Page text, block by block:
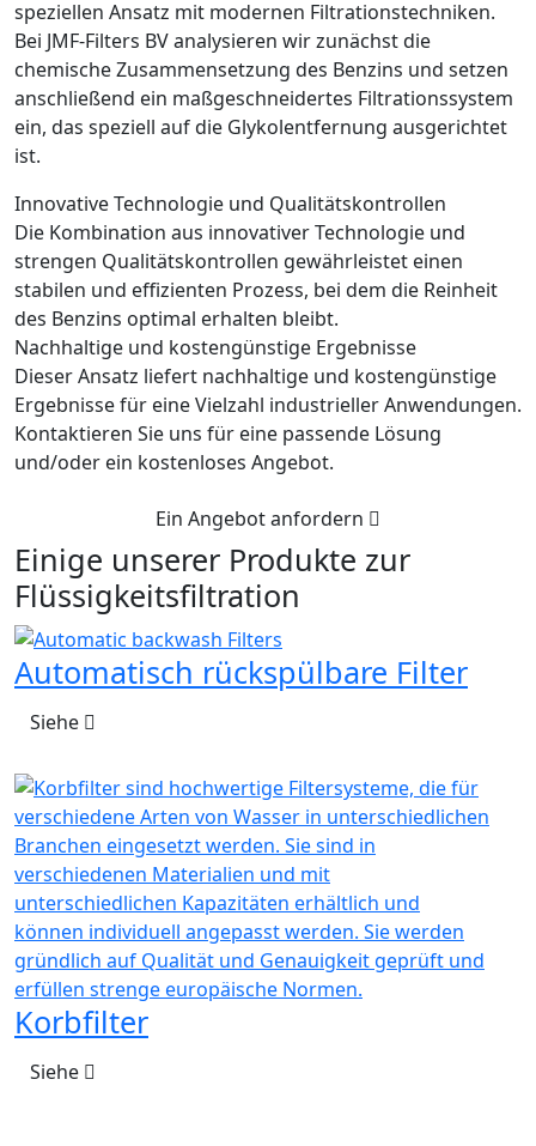
speziellen Ansatz mit modernen Filtrationstechniken.
Bei JMF-Filters BV analysieren wir zunächst die
chemische Zusammensetzung des Benzins und setzen
anschließend ein maßgeschneidertes Filtrationssystem
ein, das speziell auf die Glykolentfernung ausgerichtet
ist.
Innovative Technologie und Qualitätskontrollen
Die Kombination aus innovativer Technologie und
strengen Qualitätskontrollen gewährleistet einen
stabilen und effizienten Prozess, bei dem die Reinheit
des Benzins optimal erhalten bleibt.
Nachhaltige und kostengünstige Ergebnisse
Dieser Ansatz liefert nachhaltige und kostengünstige
Ergebnisse für eine Vielzahl industrieller Anwendungen.
Kontaktieren Sie uns für eine passende Lösung
und/oder ein kostenloses Angebot.
Ein Angebot anfordern
Einige unserer Produkte zur
Flüssigkeitsfiltration
Automatisch rückspülbare Filter
Siehe
Korbfilter
Siehe